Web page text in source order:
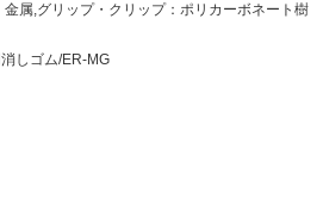
属,グリップ・クリップ：ポリカーボネート樹
しゴム/ER-MG